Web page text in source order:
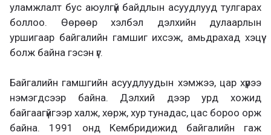
уламжлалт бус аюулгүй байдлын асуудлууд тулгарах
боллоо. Өөрөөр хэлбэл дэлхийн дулаарлын
уршигаар байгалийн гамшиг ихсэж, амьдрахад хэцүү
болж байна гэсэн үг.
Байгалийн гамшгийн асуудлуудын хэмжээ, цар хүрээ
нэмэгдсээр байна. Дэлхий дээр урд хожид
байгаагүйгээр халж, хөрж, хур тунадас, цас бороо орж
байна. 1991 онд Кембридижид байгалийн гаж